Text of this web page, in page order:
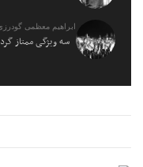
ابراهیم معظمی
سه ویژگی ممتاز